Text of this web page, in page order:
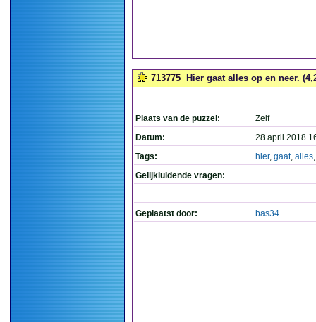
713775 Hier gaat alles op en neer.
Plaats van de puzzel:
Zelf
Datum:
28 april 2018
Tags:
hier, gaat, alles
Gelijkluidende vragen:
Geplaatst door: bas34